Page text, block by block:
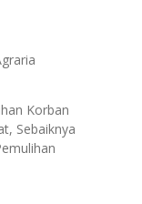
Korban
Sebaiknya